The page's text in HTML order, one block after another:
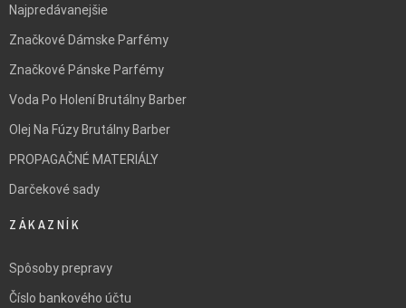
Najpredávanejšie
Značkové Dámske Parfémy
Značkové Pánske Parfémy
Voda Po Holení Brutálny Barber
Olej Na Fúzy Brutálny Barber
PROPAGAČNÉ MATERIÁLY
Darčekové sady
ZÁKAZNÍK
Spôsoby prepravy
Číslo bankového účtu